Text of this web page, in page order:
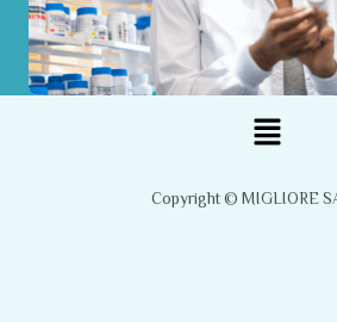
Menu
Copyright © MIGLIORE